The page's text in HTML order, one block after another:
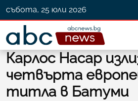
събота, 25 юли 2026
Карлос Насар
четвърта
титла в Батуми